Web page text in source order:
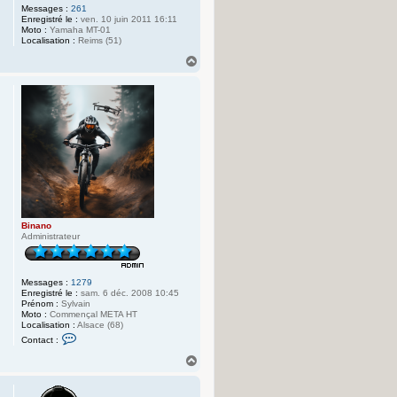
Messages : 261
Enregistré le : ven. 10 juin 2011 16:11
Moto : Yamaha MT-01
Localisation : Reims (51)
Binano
Administrateur
Messages : 1279
Enregistré le : sam. 6 déc. 2008 10:45
Prénom : Sylvain
Moto : Commençal META HT
Localisation : Alsace (68)
Contact :